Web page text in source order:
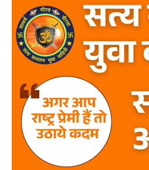
Facebook
X WhatsApp
Share